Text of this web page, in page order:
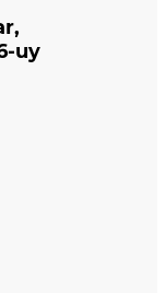
uy